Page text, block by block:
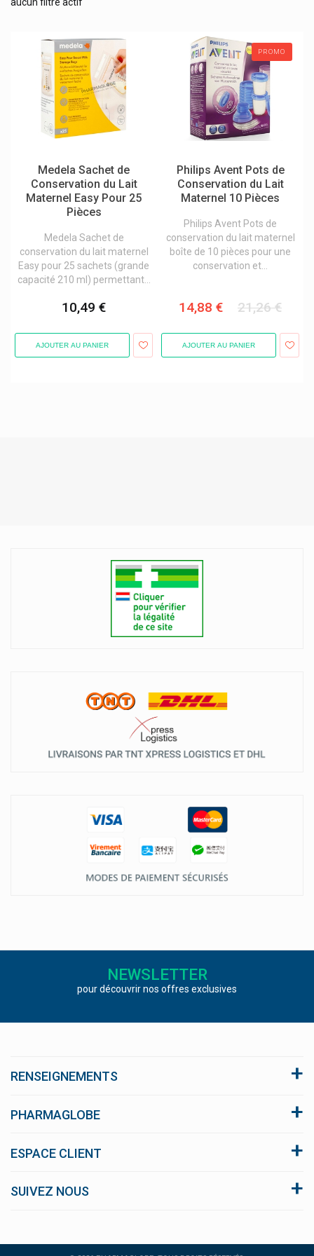
Allaitement
Anti-Poux enfants
Bouillottes peluche
Changes bébé
Coffret cadeau
Grossesse
Laits infantile et épaississants
Les soins bébé
Soins et hygiène enfants
Toilette du bébé
Vitamines et compléments pour enfants
Medela Sachet de
Conservation du Lait
Maternel Easy Pour 25
Pièces
Medela Sachet de
conservation du lait maternel
Easy pour 25 sachets (grande
capacité 210 ml) permettant...
10,49 €
AJOUTER AU PANIER
PROMO
Philips Avent Pots de
Conservation du Lait
Maternel 10 Pièces
Philips Avent Pots de
conservation du lait maternel
boîte de 10 pièces pour une
conservation et...
14,88 € 21,26 €
AJOUTER AU PANIER
NEWSLETTER
pour découvrir nos offres exclusives
RENSEIGNEMENTS
Nous respectons votre vie privée
PHARMAGLOBE
Notre équipe
ESPACE CLIENT
SUIVEZ NOUS